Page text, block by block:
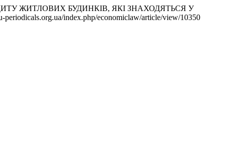
ЖИТЛОВИХ БУДИНКІВ, ЯКІ ЗНАХОДЯТЬСЯ У
periodicals.org.ua/index.php/economiclaw/article/view/10350